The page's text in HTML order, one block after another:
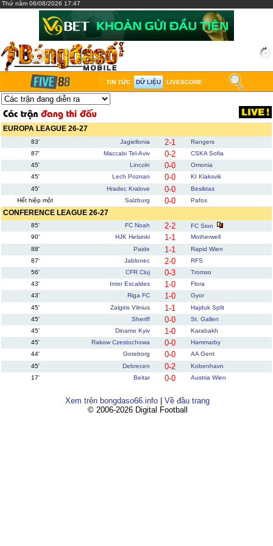
Thứ năm 06/08/2026 17:47
TIN TỨC DỮ LIỆU LIVESCORE
EUROPA LEAGUE 26-27
83' Jagiellonia 2-1
Rangers
87'
Maccabi Tel-Aviv 0-2
CSKA Sofia
45'
Lincoln 0-0
Omonia
45'
Lech Poznan 0-0
KI Klaksvik
45'
Hradec Kralove 0-0
Besiktas
Hết hiệp một
Salzburg 0-0 Pafos
CONFERENCE LEAGUE 26-27
85' FC Noah 2-2
FC Sion
90'
HJK Helsinki 1-1
Motherwell
88'
Paide 1-1
Rapid Wien
87'
Jablonec 2-0
RFS
56'
CFR Cluj 0-3
Tromso
43'
Inter Escaldes 1-0
Flora
43'
Riga FC 1-0
Gyor
45'
Zalgiris Vilnius 1-1
Hajduk Split
45'
Sheriff 0-0
St. Gallen
45'
Dinamo Kyiv 1-0
Karabakh
45'
Rakow Czestochowa 0-0
Hammarby
44'
Goteborg 0-0
AA Gent
45'
Debrecen 0-2
Kobenhavn
17'
Beitar 0-0 Austria Wien
Xem trên bongdaso66.info
Về đầu trang
© 2006-2026 Digital Football